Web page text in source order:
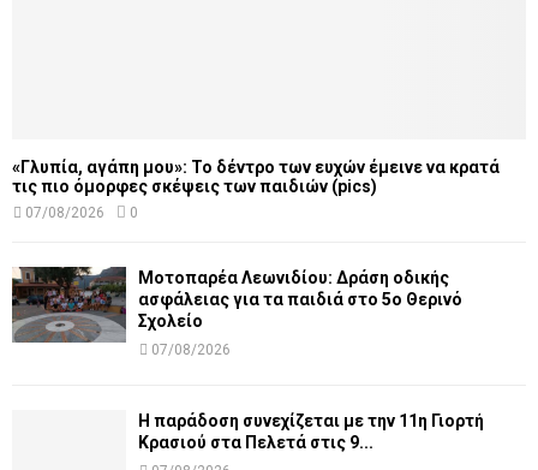
«Γλυπία, αγάπη μου»: Το δέντρο των ευχών έμεινε να κρατά
τις πιο όμορφες σκέψεις των παιδιών (pics)
07/08/2026 0
Μοτοπαρέα Λεωνιδίου: Δράση οδικής
ασφάλειας για τα παιδιά στο 5ο Θερινό
Σχολείο
07/08/2026
Η παράδοση συνεχίζεται με την 11η Γιορτή
Κρασιού στα Πελετά στις 9...